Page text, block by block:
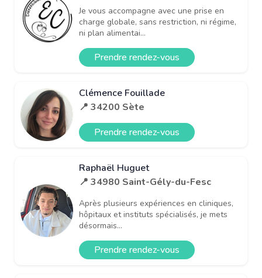
Je vous accompagne avec une prise en
charge globale, sans restriction, ni régime,
ni plan alimentai...
Prendre rendez-vous
Clémence Fouillade
📍 34200 Sète
Prendre rendez-vous
Raphaël Huguet
📍 34980 Saint-Gély-du-Fesc
Après plusieurs expériences en cliniques,
hôpitaux et instituts spécialisés, je mets
désormais...
Prendre rendez-vous